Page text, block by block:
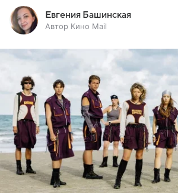
Евгения Башинская
Автор Кино Mail